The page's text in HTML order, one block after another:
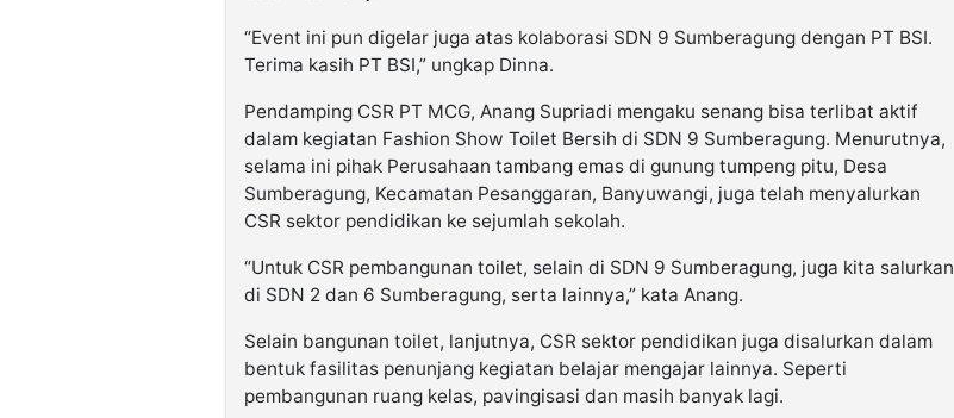
“Event ini pun digelar juga atas kolaborasi SDN 9 Sumberagung dengan PT BSI.
Terima kasih PT BSI,” ungkap Dinna.
Pendamping CSR PT MCG, Anang Supriadi mengaku senang bisa terlibat aktif
dalam kegiatan Fashion Show Toilet Bersih di SDN 9 Sumberagung. Menurutnya,
selama ini pihak Perusahaan tambang emas di gunung tumpeng pitu, Desa
Sumberagung, Kecamatan Pesanggaran, Banyuwangi, juga telah menyalurkan
CSR sektor pendidikan ke sejumlah sekolah.
“Untuk CSR pembangunan toilet, selain di SDN 9 Sumberagung, juga kita salurkan
di SDN 2 dan 6 Sumberagung, serta lainnya,” kata Anang.
Selain bangunan toilet, lanjutnya, CSR sektor pendidikan juga disalurkan dalam
bentuk fasilitas penunjang kegiatan belajar mengajar lainnya. Seperti
pembangunan ruang kelas, pavingisasi dan masih banyak lagi.